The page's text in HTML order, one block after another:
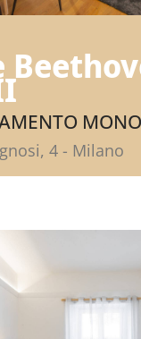
4 - Milano